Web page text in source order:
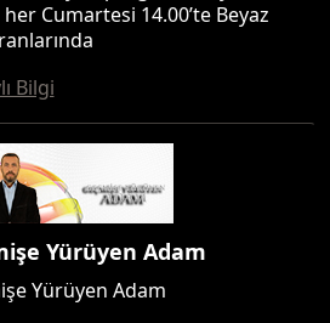
Cumartesi 14.00’te Beyaz
Bilgi
Yürüyen Adam
Yürüyen Adam